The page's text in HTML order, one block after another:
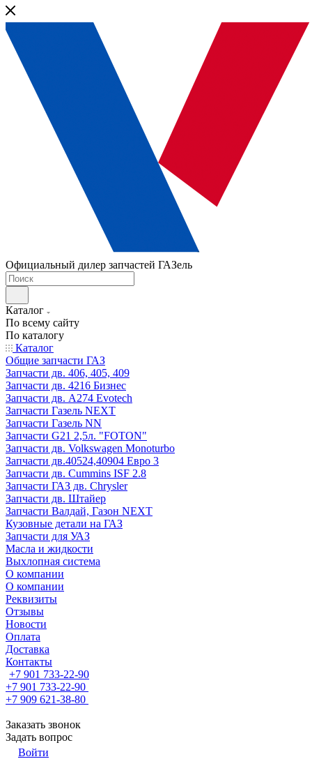
Официальный дилер запчастей ГАЗель
Каталог
По всему сайту
По каталогу
Каталог
Общие запчасти ГАЗ
Запчасти дв. 406, 405, 409
Запчасти дв. 4216 Бизнес
Запчасти дв. A274 Evotech
Запчасти Газель NEXT
Запчасти Газель NN
Запчасти G21 2,5л. "FOTON"
Запчасти дв. Volkswagen Monoturbo
Запчасти дв.40524,40904 Евро 3
Запчасти дв. Cummins ISF 2.8
Запчасти ГАЗ дв. Chrysler
Запчасти дв. Штайер
Запчасти Валдай, Газон NEXT
Кузовные детали на ГАЗ
Запчасти для УАЗ
Масла и жидкости
Выхлопная система
О компании
О компании
Реквизиты
Отзывы
Новости
Оплата
Доставка
Контакты
+7 901 733-22-90
+7 901 733-22-90
+7 909 621-38-80
Заказать звонок
Задать вопрос
Войти